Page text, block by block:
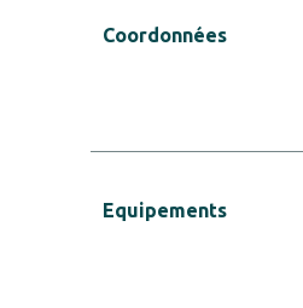
Coordonnées
Equipements